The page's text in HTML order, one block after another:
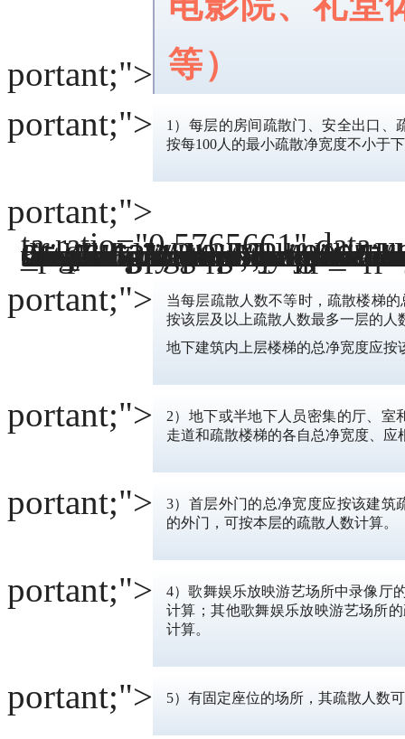
portant;"> 等）
portant;">
1）每层的房间疏散门、安全出口、
按每100人的最小疏散净宽度不小于
portant;">
ta-ratio="0.5765661" data-
src="https://mmbiz.qpic.cn/mmbiz_png/ZhMA8XVOeiciafv4b223RKdACeuTyhTdictLx9P19Qu7m4jRHdmDTjoNC403icV0KhGzW5FN3RCP2lSmmEpIOEiaw6w/640?wx_fmt=png" data-
ta-index="4" da
ta-origin-display="" _width="100%" crossorigin="anonymous" alt="微信图片_20221013102216" src="http://www.cccfmc.com/skin/default/image/lazy.gif" class="lazy" original=""http://www.cccfmc.com/file/upload/202210/13/10-01-46-62-1.png"" _fcksavedurl="http://www.cccfmc.com/file/upload/202210/13/10-01-46-62-1.png" da
ta-fail="0" style="margin: 0px; padding: 0px; outline: 0px; max-width: 100%; box-sizing: border-box; vertical-align: middle; display: initial; overflow-wrap: break-word !important; height:
portant; visibility: visible !important;" width="800"
portant;">
当每层疏散人数不等时，疏散楼梯
按该层及以上疏散人数最多一层的人
地下建筑内上层楼梯的总净宽度应
portant;">
2）地下或半地下人员密集的厅、室
走道和疏散楼梯的各自总净宽度、应
portant;">
3）首层外门的总净宽度应按该建筑
的外门，可按本层的疏散人数计算。
portant;">
4）歌舞娱乐放映游艺场所中录像厅
计算；其他歌舞娱乐放映游艺场所
计算。
portant;"> 5）有固定座位的场所，其疏散人数